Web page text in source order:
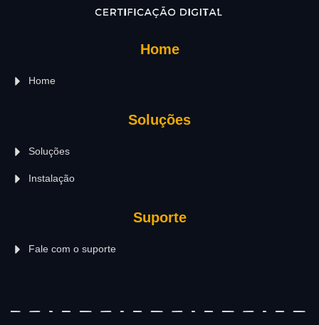
Home
Home
Soluções
Soluções
Instalação
Suporte
Fale com o suporte